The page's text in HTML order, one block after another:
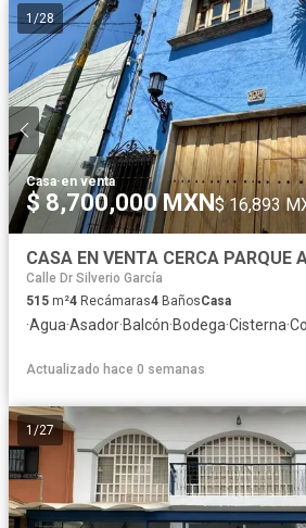
1 /28
Casa·en venta
$ 8,700,000 MXN$ 16,893
Calle Dr Silverio García
515 m²4 Recámaras4 BañosCasa
·Agua·Asador·Balcón·Bodega·Cisterna·
Actualizado hace 0 semanas
1 /27